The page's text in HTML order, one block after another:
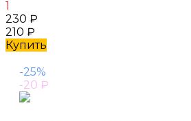
1
230 ₽
210 ₽
Купить
-25%
-20 ₽